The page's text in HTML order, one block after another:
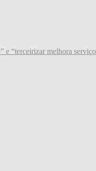
e “terceirizar melhora